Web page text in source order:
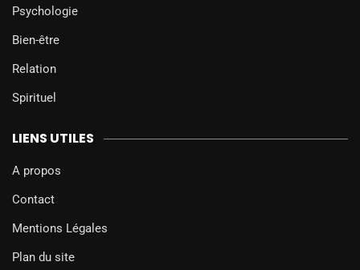
Psychologie
Bien-être
Relation
Spirituel
LIENS UTILES
A propos
Contact
Mentions Légales
Plan du site